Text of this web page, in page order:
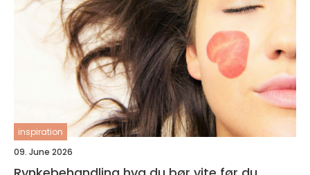
inspiration
09. June 2026